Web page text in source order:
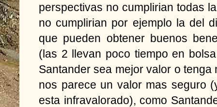
perspectivas no cumplirian todas
no cumplirian por ejemplo la del
que pueden obtener buenos
(las 2 llevan poco tiempo en
Santander sea mejor valor o tenga
nos parece un valor mas seguro
esta infravalorado), como